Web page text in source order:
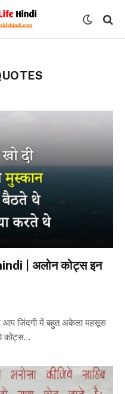
| अलोन कोट्स इन
आप जिंदगी में बहुत अकेला महसूस
कोट्स…